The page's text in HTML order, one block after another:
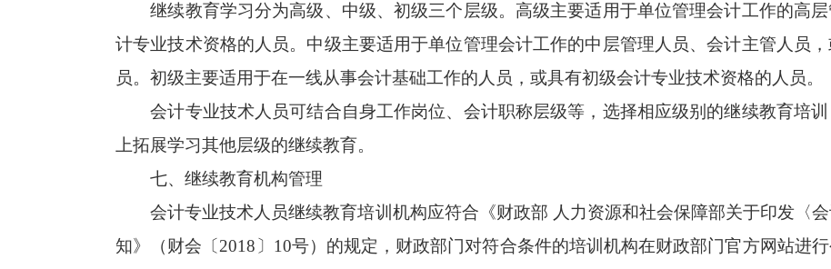
继续教育学习分为高级、中级、初级三个层级。高级主要适用于单位管理会计工作的高层
计专业技术资格的人员。中级主要适用于单位管理会计工作的中层管理人员、会计主管人员
员。初级主要适用于在一线从事会计基础工作的人员，或具有初级会计专业技术资格的人员。
会计专业技术人员可结合自身工作岗位、会计职称层级等，选择相应级别的继续教育培训
上拓展学习其他层级的继续教育。
七、继续教育机构管理
会计专业技术人员继续教育培训机构应符合《财政部 人力资源和社会保障部关于印发〈
知》（财会〔2018〕10号）的规定，财政部门对符合条件的培训机构在财政部门官方网站进